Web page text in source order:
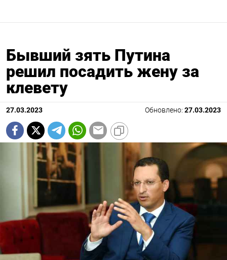
Бывший зять Путина
решил посадить жену за
клевету
27.03.2023 Обновлено: 27.03.2023